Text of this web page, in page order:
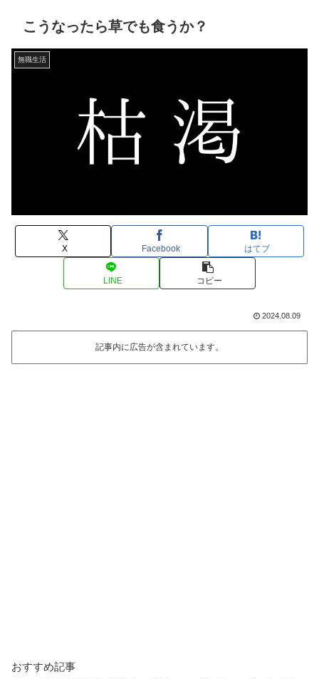
こうなったら草でも食うか？
無職生活
X Facebook はてブ
LINE コピー
2024.08.09
記事内に広告が含まれています。
おすすめ記事